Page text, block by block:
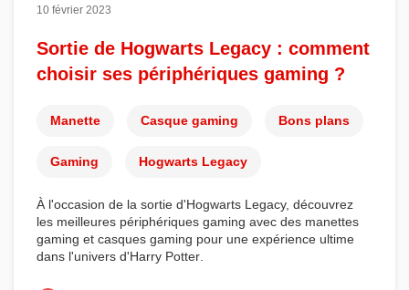
10 février 2023
Sortie de Hogwarts Legacy : comment
choisir ses périphériques gaming ?
Manette Casque gaming Bons plans
Gaming Hogwarts Legacy
À l'occasion de la sortie d'Hogwarts Legacy, découvrez
les meilleures périphériques gaming avec des manettes
gaming et casques gaming pour une expérience ultime
dans l'univers d'Harry Potter